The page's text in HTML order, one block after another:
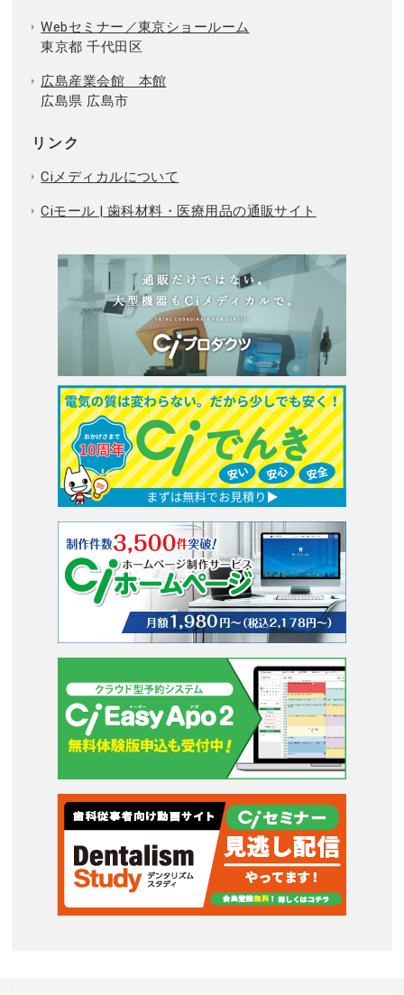
Webセミナー／東京ショールーム
東京都 千代田区
広島産業会館 本館
広島県 広島市
リンク
Ciメディカルについて
Ciモール | 歯科材料・医療用品の通販サイト